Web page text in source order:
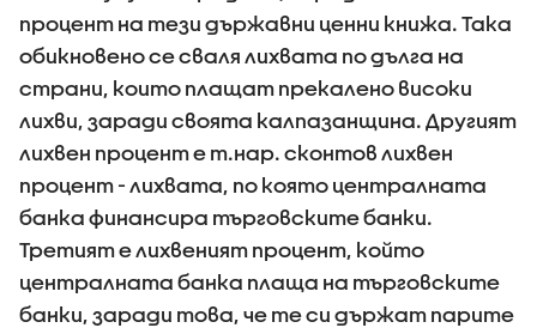
процент на тези държавни ценни книжа. Така
обикновено се сваля лихвата по дълга на
страни, които плащат прекалено високи
лихви, заради своята калпазанщина. Другият
лихвен процент е т.нар. сконтов лихвен
процент - лихвата, по която централната
банка финансира търговските банки.
Третият е лихвеният процент, който
централната банка плаща на търговските
банки, заради това, че те си държат парите